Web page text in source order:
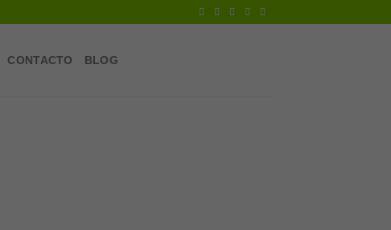
CONTACTO BLOG